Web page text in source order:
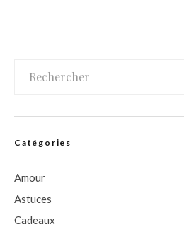
Catégories
Amour
Astuces
Cadeaux